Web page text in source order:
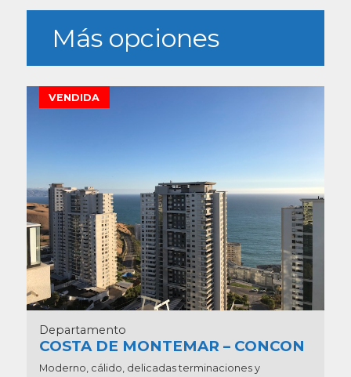
Más opciones
VENDIDA
Departamento
COSTA DE MONTEMAR – CONCON
Moderno, cálido, delicadas terminaciones y